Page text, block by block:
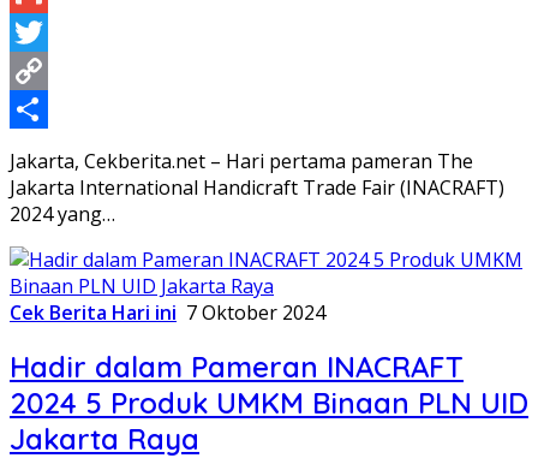
Gmail
Twitter
Copy
Link
Share
Jakarta, Cekberita.net – Hari pertama pameran The
Jakarta International Handicraft Trade Fair (INACRAFT)
2024 yang…
Cek Berita Hari ini 7 Oktober 2024
Hadir dalam Pameran INACRAFT
2024 5 Produk UMKM Binaan PLN UID
Jakarta Raya